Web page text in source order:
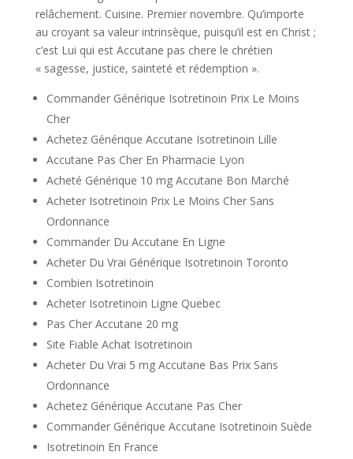
relâchement. Cuisine. Premier novembre. Qu’importe
au croyant sa valeur intrinsèque, puisqu’il est en Christ ;
c’est Lui qui est Accutane pas chere le chrétien
« sagesse, justice, sainteté et rédemption ».
Commander Générique Isotretinoin Prix Le Moins
Cher
Achetez Générique Accutane Isotretinoin Lille
Accutane Pas Cher En Pharmacie Lyon
Acheté Générique 10 mg Accutane Bon Marché
Acheter Isotretinoin Prix Le Moins Cher Sans
Ordonnance
Commander Du Accutane En Ligne
Acheter Du Vrai Générique Isotretinoin Toronto
Combien Isotretinoin
Acheter Isotretinoin Ligne Quebec
Pas Cher Accutane 20 mg
Site Fiable Achat Isotretinoin
Acheter Du Vrai 5 mg Accutane Bas Prix Sans
Ordonnance
Achetez Générique Accutane Pas Cher
Commander Générique Accutane Isotretinoin Suède
Isotretinoin En France